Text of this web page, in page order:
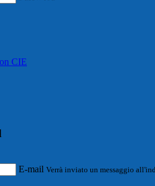
CIE
E-mail Verrà inviato un messaggio